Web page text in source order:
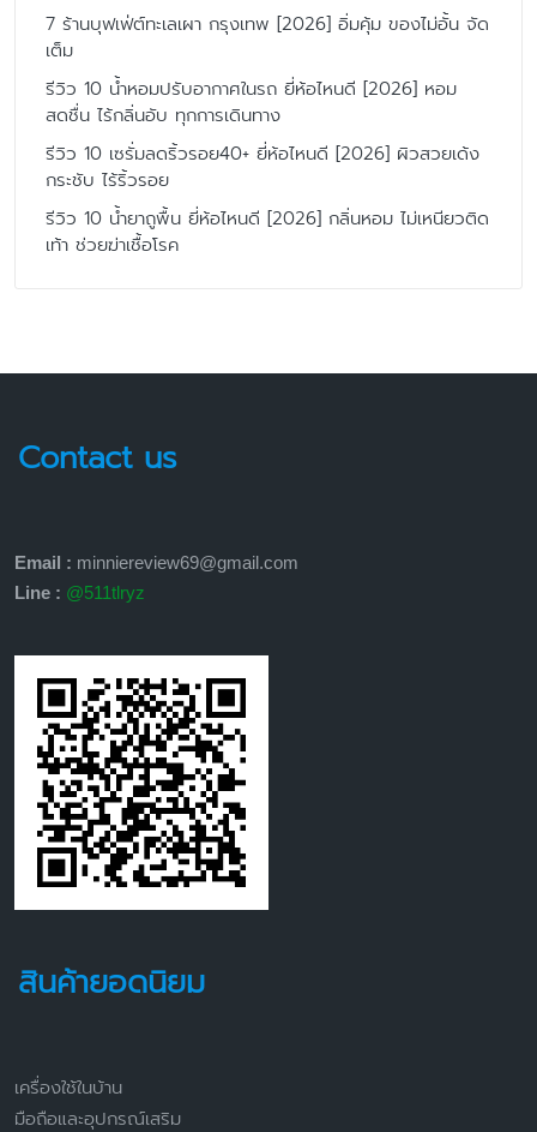
7 ร้านบุฟเฟ่ต์ทะเลเผา กรุงเทพ [2026] อิ่มคุ้ม ของไม่อั้น จัด
เต็ม
รีวิว 10 น้ำหอมปรับอากาศในรถ ยี่ห้อไหนดี [2026] หอม
สดชื่น ไร้กลิ่นอับ ทุกการเดินทาง
รีวิว 10 เซรั่มลดริ้วรอย40+ ยี่ห้อไหนดี [2026] ผิวสวยเด้ง
กระชับ ไร้ริ้วรอย
รีวิว 10 น้ำยาถูพื้น ยี่ห้อไหนดี [2026] กลิ่นหอม ไม่เหนียวติด
เท้า ช่วยฆ่าเชื้อโรค
Contact us
Email : minniereview69@gmail.com
Line : @511tlryz
สินค้ายอดนิยม
เครื่องใช้ในบ้าน
มือถือและอุปกรณ์เสริม